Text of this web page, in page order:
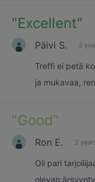
"Excellent"
Päivi S. 2
Treffi ei petä
ja mukavaa,
"Good"
Ron E. 2
Oli pari
olevan